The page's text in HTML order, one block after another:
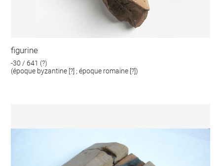
figurine
-30 / 641 (?)
(époque byzantine [?] ; époque romaine [?])